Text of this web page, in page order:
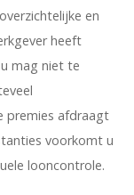
en
heeft
mag niet te
premies afdraagt
voorkomt u
looncontrole.